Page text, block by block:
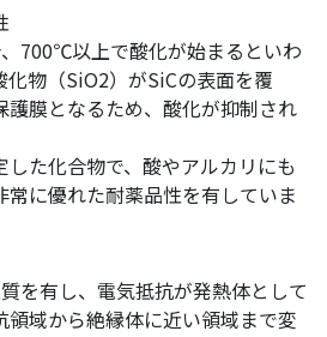
700℃以上で酸化が始まるといわ
化物（SiO2）がSiCの表面を覆
護膜となるため、酸化が抑制され
した化合物で、酸やアルカリにも
常に優れた耐薬品性を有していま
を有し、電気抵抗が発熱体として
領域から絶縁体に近い領域まで変